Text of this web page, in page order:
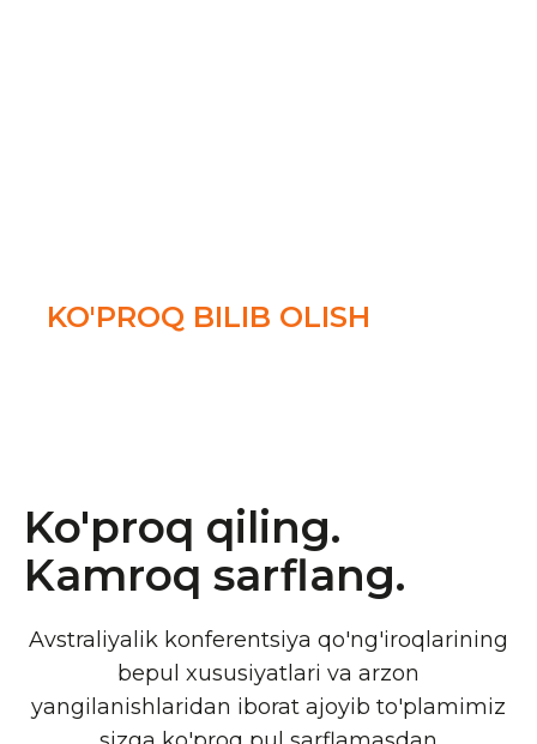
KO'PROQ BILIB OLISH
Ko'proq qiling.
Kamroq sarflang.
Avstraliyalik konferentsiya qo'ng'iroqlarining
bepul xususiyatlari va arzon
yangilanishlaridan iborat ajoyib to'plamimiz